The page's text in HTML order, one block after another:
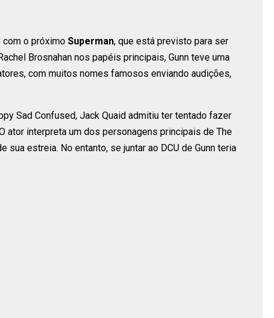
com o próximo Superman, que está previsto para ser
Brosnahan nos papéis principais, Gunn teve uma
com muitos nomes famosos enviando audições,
Sad Confused, Jack Quaid admitiu ter tentado fazer
ator interpreta um dos personagens principais de The
sua estreia. No entanto, se juntar ao DCU de Gunn teria